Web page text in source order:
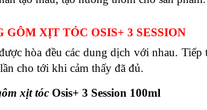
GÔM XỊT TÓC OSIS+ 3 SESSION
hòa đều các dung dịch với nhau.
cho tới khi cảm thấy đã đủ.
xịt tóc Osis+ 3 Session 100ml